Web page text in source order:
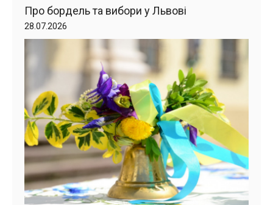
Про бордель та вибори у Львові
28.07.2026